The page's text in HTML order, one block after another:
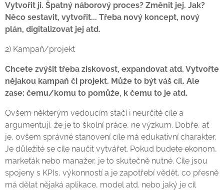
Vytvořit ji. Špatný náborový proces? Změnit jej. Jak?
Něco sestavit, vytvořit... Třeba nový koncept, nový
plán, digitalizovat jej atd.
2) Kampaň/projekt
Chcete zvýšit třeba ziskovost, expandovat atd. Vytvořte
nějakou kampaň či projekt. Může to být váš cíl. Ale
zase: čemu/komu to pomůže, k čemu to je atd.
Ovšem některým vedoucím stačí i neurčité cíle a
argumentují, že je to školní práce, ne výzkum. Dobře, ať
je, ovšem správné stanovení cíle má edukativní charakter.
Je důležité se cíle naučit vytvářet. Pokud budete ekonom,
markeťák nebo manažer, je to skutečně nutné. Cíle jsou
spojeny s KPIs, výkonností a je zapotřebí vědět, co přesně
má dělat nějaká aplikace, model atd. nebo jaký je cíl